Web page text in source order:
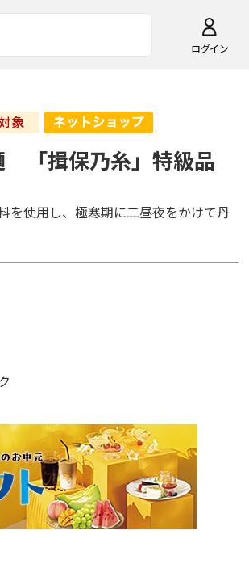
ログイン
「揖保乃糸」特級品
を使用し、極寒期に二昼夜をかけて丹